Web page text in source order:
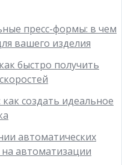
пресс-формы: в чем
вашего изделия
быстро получить
создать идеальное
автоматических
автоматизации